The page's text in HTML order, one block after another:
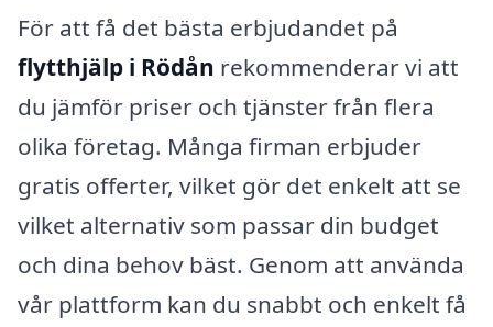
För att få det bästa erbjudandet på
flytthjälp i Rödån rekommenderar vi att
du jämför priser och tjänster från flera
olika företag. Många firman erbjuder
gratis offerter, vilket gör det enkelt att se
vilket alternativ som passar din budget
och dina behov bäst. Genom att använda
vår plattform kan du snabbt och enkelt få